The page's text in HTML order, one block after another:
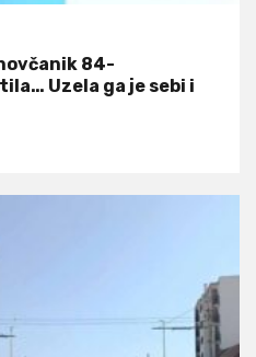
84-
Uzela ga je sebi i